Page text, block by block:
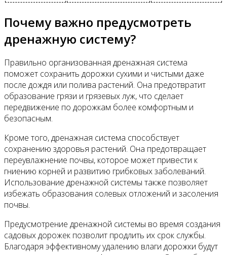
Почему важно предусмотреть
дренажную систему?
Правильно организованная дренажная система
поможет сохранить дорожки сухими и чистыми даже
после дождя или полива растений. Она предотвратит
образование грязи и грязевых луж, что сделает
передвижение по дорожкам более комфортным и
безопасным.
Кроме того, дренажная система способствует
сохранению здоровья растений. Она предотвращает
переувлажнение почвы, которое может привести к
гниению корней и развитию грибковых заболеваний.
Использование дренажной системы также позволяет
избежать образования солевых отложений и засоления
почвы.
Предусмотрение дренажной системы во время создания
садовых дорожек позволит продлить их срок службы.
Благодаря эффективному удалению влаги дорожки будут